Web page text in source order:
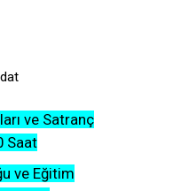
ve Satranç
Saat
ve Eğitim